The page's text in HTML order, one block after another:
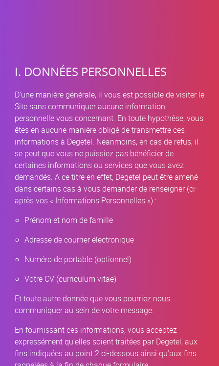
I. DONNÉES PERSONNELLES
D’une manière générale, il vous est possible de visiter le
Site sans communiquer aucune information
personnelle vous concernant. En toute hypothèse, vous
êtes en aucune manière obligé de transmettre ces
informations à Degetel. Néanmoins, en cas de refus, il
se peut que vous ne puissiez pas bénéficier de
certaines informations ou services que vous avez
demandés. A ce titre en effet, Degetel peut être amené
dans certains cas à vous demander de renseigner (ci-
après vos « Informations Personnelles ») :
Prénom et nom de famille
Adresse de courrier électronique
Numéro de portable (optionnel)
Votre CV (curriculum vitae)
Et toute autre donnée que vous pourriez nous
communiquer au sein de votre message.
En fournissant ces informations, vous acceptez
expressément qu’elles soient traitées par Degetel, aux
fins indiquées au point 2 ci-dessous ainsi qu’aux fins